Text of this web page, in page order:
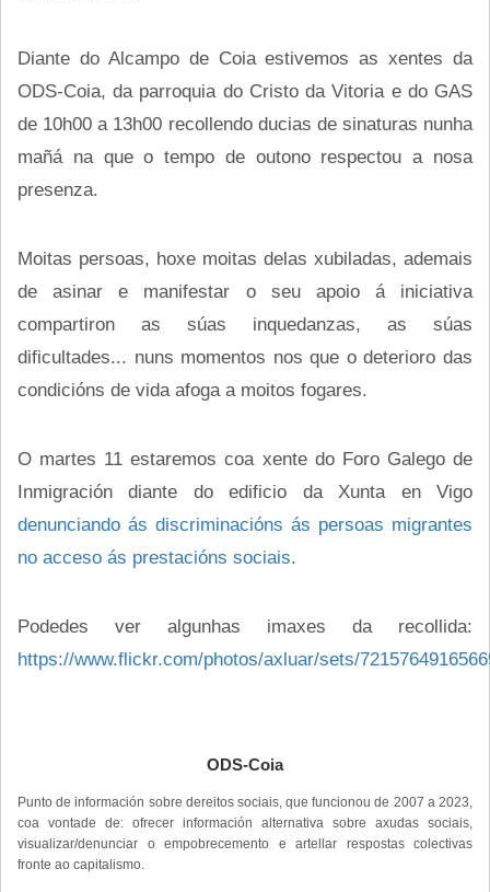
Diante do Alcampo de Coia estivemos as xentes da
ODS-Coia, da parroquia do Cristo da Vitoria e do GAS
de 10h00 a 13h00 recollendo ducias de sinaturas nunha
mañá na que o tempo de outono respectou a nosa
presenza.
Moitas persoas, hoxe moitas delas xubiladas, ademais
de asinar e manifestar o seu apoio á iniciativa
compartiron as súas inquedanzas, as súas
dificultades... nuns momentos nos que o deterioro das
condicións de vida afoga a moitos fogares.
O martes 11 estaremos coa xente do Foro Galego de
Inmigración diante do edificio da Xunta en Vigo
denunciando ás discriminacións ás persoas migrantes
no acceso ás prestacións sociais.
Podedes ver algunhas imaxes da recollida:
https://www.flickr.com/photos/axluar/sets/
ODS-Coia
Punto de información sobre dereitos sociais, que funcionou de 2007 a 2023,
coa vontade de: ofrecer información alternativa sobre axudas sociais,
visualizar/denunciar o empobrecemento e artellar respostas colectivas
fronte ao capitalismo.